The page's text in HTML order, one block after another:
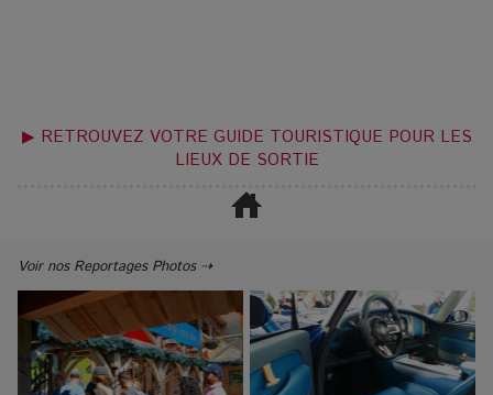
▶ RETROUVEZ VOTRE GUIDE TOURISTIQUE POUR LES
LIEUX DE SORTIE
Voir nos Reportages Photos ⇢